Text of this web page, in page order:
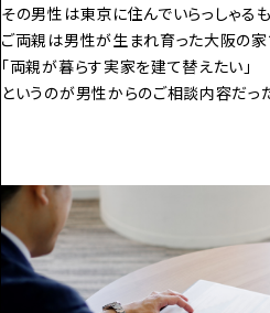
その男性は東京に住んでいらっしゃる
ご両親は男性が生まれ育った大阪の家
「両親が暮らす実家を建て替えたい」
というのが男性からのご相談内容だっ